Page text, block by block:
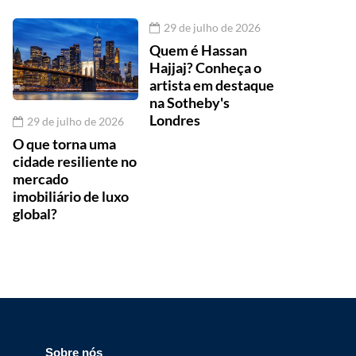
29 de julho de 2026
O que torna uma
cidade resiliente no
mercado
imobiliário de luxo
global?
29 de julho de 2026
Quem é Hassan
Hajjaj? Conheça o
artista em destaque
na Sotheby's
Londres
Sobre nós